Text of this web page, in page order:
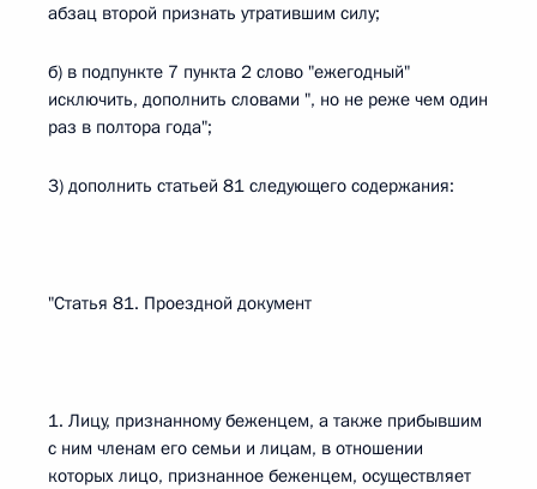
абзац второй признать утратившим силу;
б) в подпункте 7 пункта 2 слово "ежегодный"
исключить, дополнить словами ", но не реже чем один
раз в полтора года";
3) дополнить статьей 81 следующего содержания:
"Статья 81. Проездной документ
1. Лицу, признанному беженцем, а также прибывшим
с ним членам его семьи и лицам, в отношении
которых лицо, признанное беженцем, осуществляет